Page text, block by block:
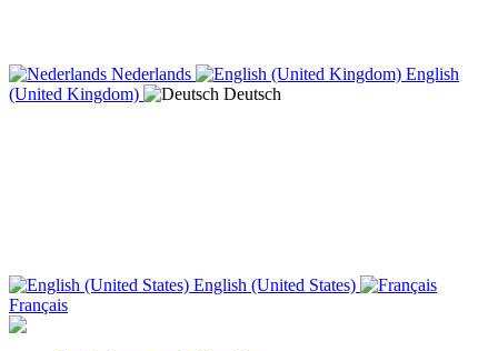
Nederlands
English
(United Kingdom)
Deutsch
English (United States)
Français